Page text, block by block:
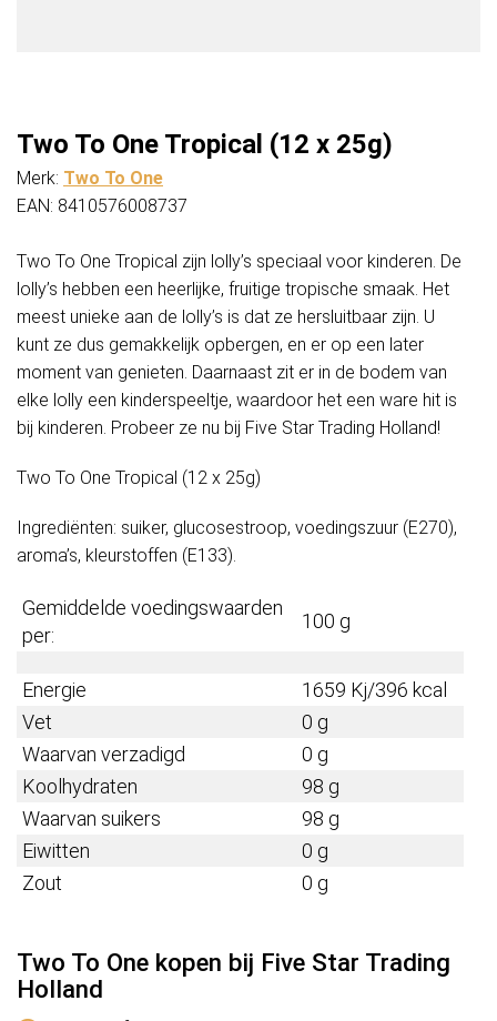
Two To One Tropical (12 x 25g)
Merk: Two To One
EAN: 8410576008737
Two To One Tropical zijn lolly’s speciaal voor kinderen. De
lolly’s hebben een heerlijke, fruitige tropische smaak. Het
meest unieke aan de lolly’s is dat ze hersluitbaar zijn. U
kunt ze dus gemakkelijk opbergen, en er op een later
moment van genieten. Daarnaast zit er in de bodem van
elke lolly een kinderspeeltje, waardoor het een ware hit is
bij kinderen. Probeer ze nu bij Five Star Trading Holland!
Two To One Tropical (12 x 25g)
Ingrediënten: suiker, glucosestroop, voedingszuur (E270),
aroma’s, kleurstoffen (E133).
Gemiddelde voedingswaarden
per:
100 g
Energie
1659 Kj/396 kcal
Vet
0 g
Waarvan verzadigd
0 g
Koolhydraten
98 g
Waarvan suikers
98 g
Eiwitten
0 g
Zout
0 g
Two To One kopen bij Five Star Trading
Holland